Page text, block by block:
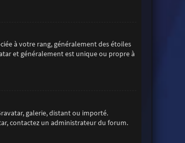
à votre rang, généralement des étoiles
et généralement est unique ou propre à
galerie, distant ou importé.
contactez un administrateur du forum.